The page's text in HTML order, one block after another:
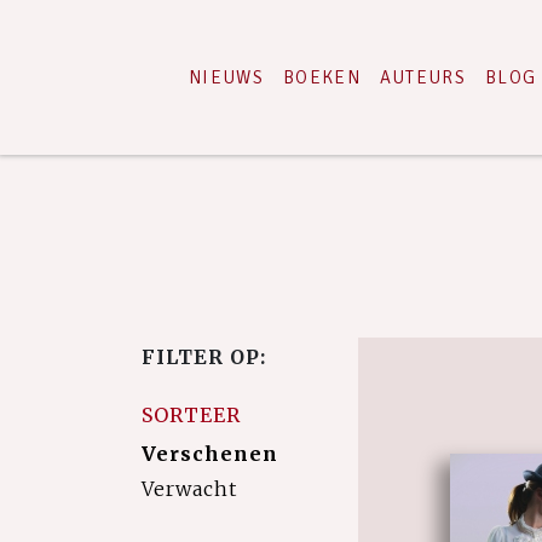
NIEUWS BOEKEN AUTEURS BLOG
FILTER OP:
SORTEER
Verschenen
Verwacht